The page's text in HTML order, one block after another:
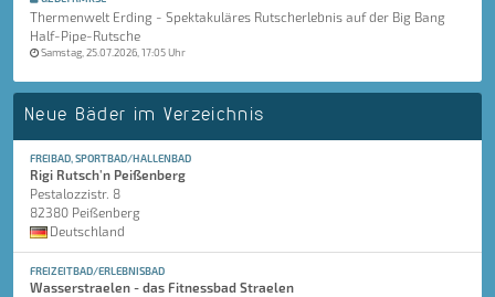
Thermenwelt Erding - Spektakuläres Rutscherlebnis auf der Big Bang
Half-Pipe-Rutsche
Samstag, 25.07.2026, 17:05 Uhr
Neue Bäder im Verzeichnis
FREIBAD, SPORTBAD/HALLENBAD
Rigi Rutsch'n Peißenberg
Pestalozzistr. 8
82380 Peißenberg
Deutschland
FREIZEITBAD/ERLEBNISBAD
Wasserstraelen - das Fitnessbad Straelen